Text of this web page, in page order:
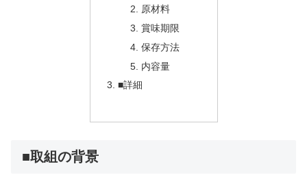
原材料
賞味期限
保存方法
内容量
■詳細
■取組の背景